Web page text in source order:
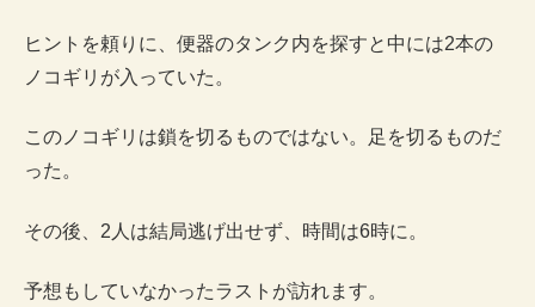
ヒントを頼りに、便器のタンク内を探すと中には2本の
ノコギリが入っていた。
このノコギリは鎖を切るものではない。足を切るものだ
った。
その後、2人は結局逃げ出せず、時間は6時に。
予想もしていなかったラストが訪れます。